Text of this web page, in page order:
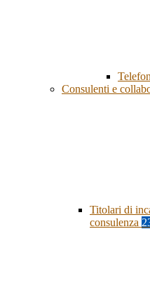
Consulenti e
Titolari di
consulenza